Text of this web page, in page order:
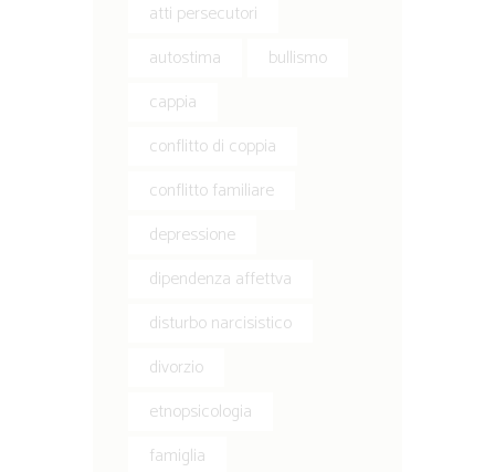
atti persecutori
autostima
bullismo
cappia
conflitto di coppia
conflitto familiare
depressione
dipendenza affettva
disturbo narcisistico
divorzio
etnopsicologia
famiglia